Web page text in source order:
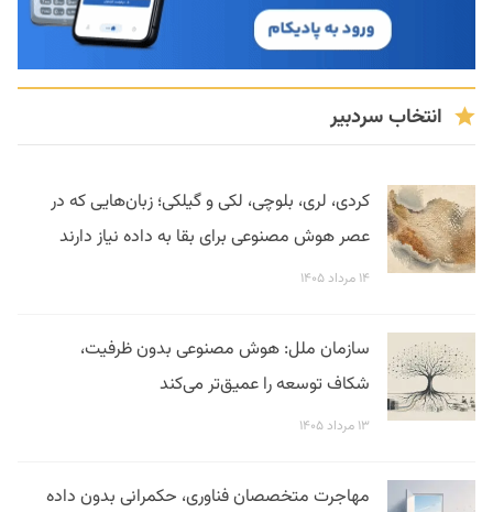
انتخاب سردبیر
کردی، لری، بلوچی، لکی و گیلکی؛ زبان‌هایی که در
عصر هوش مصنوعی برای بقا به داده نیاز دارند
۱۴ مرداد ۱۴۰۵
سازمان ملل: هوش مصنوعی بدون ظرفیت،
شکاف توسعه را عمیق‌تر می‌کند
۱۳ مرداد ۱۴۰۵
مهاجرت متخصصان فناوری، حکمرانی بدون داده